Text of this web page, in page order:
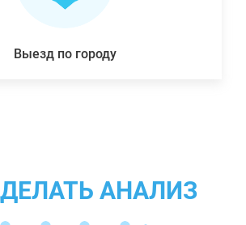
Выезд по городу
АНАЛИЗ